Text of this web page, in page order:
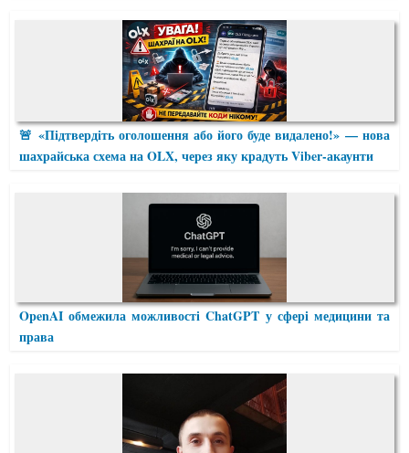
🚨 «Підтвердіть оголошення або його буде видалено!» — нова
шахрайська схема на OLX, через яку крадуть Viber-акаунти
OpenAI обмежила можливості ChatGPT у сфері медицини та
права